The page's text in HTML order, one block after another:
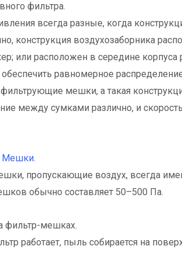
фильтра.
всегда разные, когда
конструкция воздухозаборника
или расположен в середине
равномерное
мешки, а такая
между сумками различно, и
Мешки.
пропускающие воздух, всегда
обычно составляет 50–500 Па.
фильтр-мешках.
работает, пыль собирается на